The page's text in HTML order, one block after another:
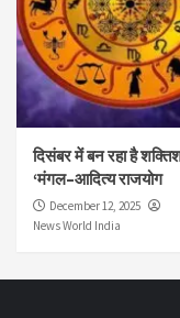
दिसंबर में बन रहा है
‘मंगल–आदित्य राजयोग
December 12, 2025
News World India